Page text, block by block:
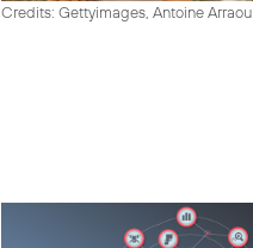
Credits: Gettyimages, Antoine Arraou